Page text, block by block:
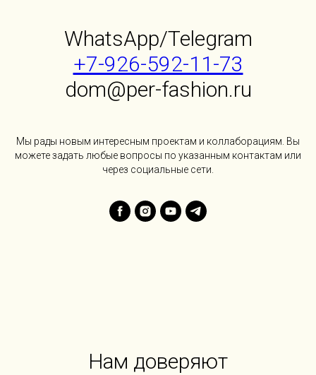
WhatsApp/Telegram
+7-926-592-11-73
dom@per-fashion.ru
Мы рады новым интересным проектам и коллаборациям. Вы
можете задать любые вопросы по указанным контактам или
через социальные сети.
Нам доверяют